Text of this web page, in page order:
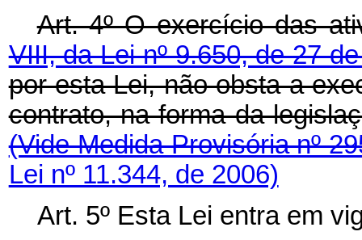
Art. 4º O exercício das
VIII, da Lei nº 9.650, de 27
por esta Lei, não obsta a
contrato, na forma da
(Vide Medida Provisória nº
Lei nº 11.344, de 2006)
Art. 5º Esta Lei entra em